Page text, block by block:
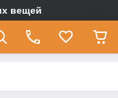
вещей